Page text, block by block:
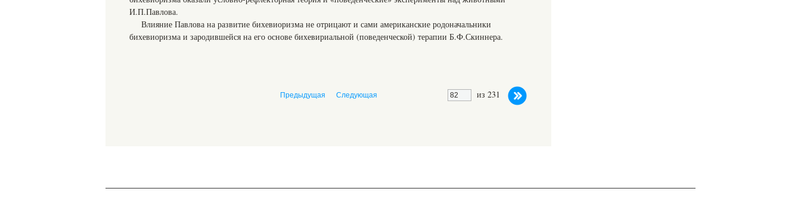
И.П.Павлова.
Влияние Павлова на развитие бихевиоризма не отрицают и сами американские родоначальники
бихевиоризма и зародившейся на его основе бихевириальной (поведенческой) терапии Б.Ф.Скиннера.
из 231
Предыдущая Следующая